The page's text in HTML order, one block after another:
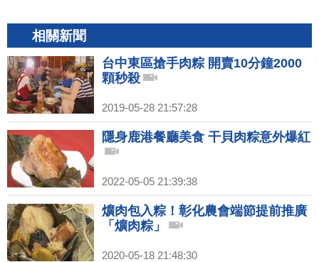
相關新聞
台中東區搶手肉粽 開賣10分鐘2000
顆秒殺
2019-05-28 21:57:28
隱身鹿港餐廳美食 干貝肉粽意外爆紅
2022-05-05 21:39:38
爌肉包入粽！彰化農會端節提前推廣
「爌肉粽」
2020-05-18 21:48:30